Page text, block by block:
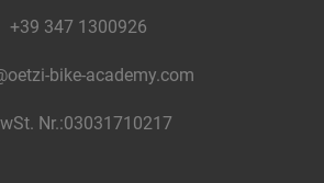
+39 347 1300926
bike-academy.com
Nr.:03031710217